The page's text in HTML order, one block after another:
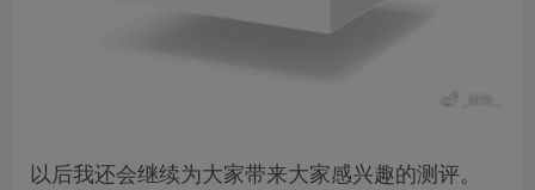
以后我还会继续为大家带来大家感兴趣的测评。